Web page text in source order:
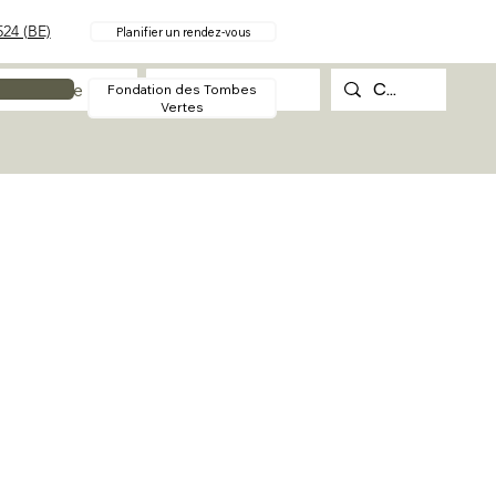
(BE) Planifier un rendez-vous
Contact
Fondation des Tombes
Vertes